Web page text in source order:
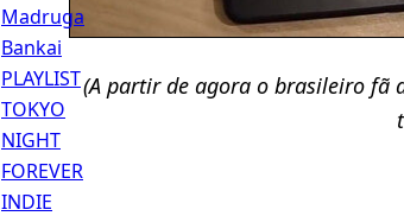
Madruga
Bankai
PLAYLIST
TOKYO
NIGHT
FOREVER
INDIE
(A partir de agora o brasileiro fã